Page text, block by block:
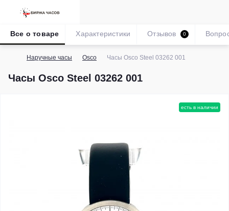
Наручные часы Osco Часы Osco Steel 03262 001
Часы Osco Steel 03262 001
Все о товаре Характеристики Отзывов 0
есть в наличии